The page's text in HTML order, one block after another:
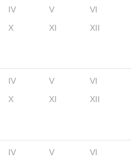
IV V
VI
X XI XII
IV V
VI
X XI XII
IV V
VI